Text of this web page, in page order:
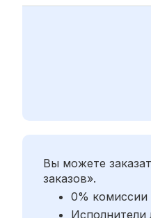
Вы можете
заказов».
0%